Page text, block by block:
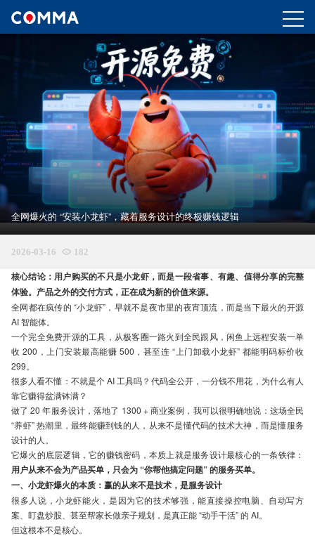
全网爆火的 “安装小龙虾”，藏着服务设计的终极赚钱逻辑
2026-03-16  182
核心结论：用户购买的不只是小龙虾，而是一段省事、有趣、值得分享的完整
体验。产品之外的交付方式，正在成为新的价值来源。
全网都在疯传的 “小龙虾”，早就不是夜市里的夜宵顶流，而是当下最火的开源
AI 智能体。
一个完全免费开源的工具，从极客圈一路火到全民跟风，闲鱼上远程安装一单
收 200，上门安装最高能赚 500，甚至连 “上门卸载小龙虾” 都能明码标价收
299。
很多人看不懂：不就是个 AI 工具吗？代码全公开，一分钱不用花，为什么有人
靠它赚得盆满钵满？
做了 20 年服务设计，落地了 1300 + 商业案例，我可以很明确地说：这场全民
“养虾” 热潮里，最终能赚到钱的人，从来不是懂代码的技术大神，而是懂服务
设计的人。
它爆火的底层逻辑，它的赚钱密码，本质上就是服务设计最核心的一条铁律：
用户从来不会为产品买单，只会为 “你帮他搞定问题” 的服务买单。
一、小龙虾爆火的本质：赢的从来不是技术，是服务设计
很多人说，小龙虾能火，是因为它的技术够强，能直接操控电脑、自动写方
案、盯盘炒股、甚至帮家长做亲子规划，是真正能 “动手干活” 的 AI。
但这根本不是核心。